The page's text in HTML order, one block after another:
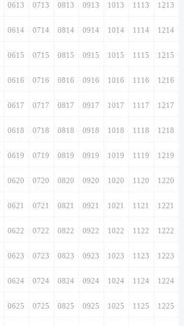
0613 0713 0813 0913 1013 1113 1213
0614 0714 0814 0914 1014 1114 1214
0615 0715 0815 0915 1015 1115 1215
0616 0716 0816 0916 1016 1116 1216
0617 0717 0817 0917 1017 1117 1217
0618 0718 0818 0918 1018 1118 1218
0619 0719 0819 0919 1019 1119 1219
0620 0720 0820 0920 1020 1120 1220
0621 0721 0821 0921 1021 1121 1221
0622 0722 0822 0922 1022 1122 1222
0623 0723 0823 0923 1023 1123 1223
0624 0724 0824 0924 1024 1124 1224
0625 0725 0825 0925 1025 1125 1225